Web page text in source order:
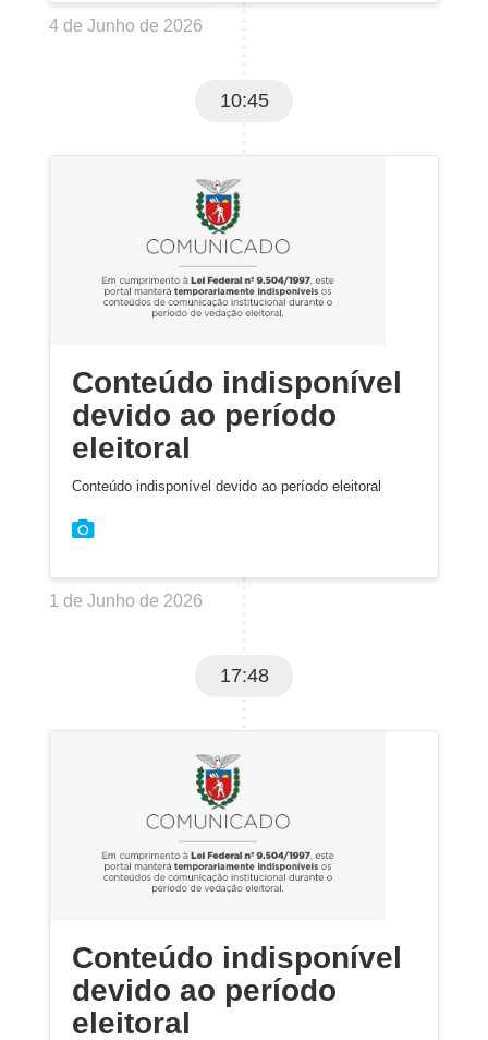
4 de Junho de 2026
10:45
Conteúdo indisponível
devido ao período
eleitoral
Conteúdo indisponível devido ao período eleitoral
1 de Junho de 2026
17:48
Conteúdo indisponível
devido ao período
eleitoral